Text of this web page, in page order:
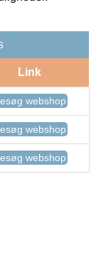
Link
webshop
webshop
webshop